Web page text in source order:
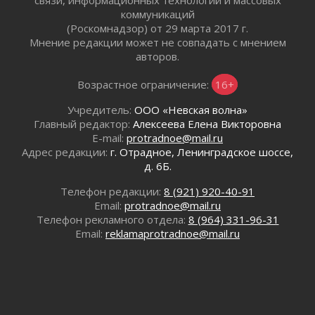
В Ленобласти открылась экспозиция к 150-
летию Билибина
01 августа 2026
Болезнь девственниц и вампиров
01 августа 2026
Безмолвный крик о помощи
В музей всей семьёй
Без заявлений и очередей
Не женское это дело...уверены?
коммуникаций
(Роскомнадзор) от 29 марта 2017 г.
Мнение редакции может не совпадать с мнением
авторов.
Возрастное ограничение: 16+
Учредитель: ООО «Невская волна»
Главный редактор: Алексеева Елена Викторовна
E-mail: protradnoe@mail.ru
Адрес редакции: г. Отрадное, Ленинградское шоссе,
д. 6Б.
Телефон редакции: 8 (921) 920-40-91
Email: protradnoe@mail.ru
Телефон рекламного отдела: 8 (964) 331-96-31
Email: reklamaprotradnoe@mail.ru